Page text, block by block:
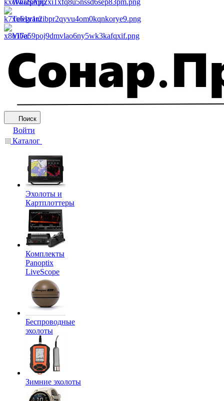
WhatsApp
Telegram
Viber
Поиск
Войти
Каталог
Эхолоты и
Картплоттеры
Комплекты
Panoptix
LiveScope
Беспроводные
эхолоты
Зимние эхолоты